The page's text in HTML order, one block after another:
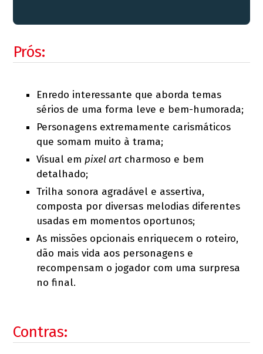
Prós:
Enredo interessante que aborda temas
sérios de uma forma leve e bem-humorada;
Personagens extremamente carismáticos
que somam muito à trama;
Visual em pixel art charmoso e bem
detalhado;
Trilha sonora agradável e assertiva,
composta por diversas melodias diferentes
usadas em momentos oportunos;
As missões opcionais enriquecem o roteiro,
dão mais vida aos personagens e
recompensam o jogador com uma surpresa
no final.
Contras: